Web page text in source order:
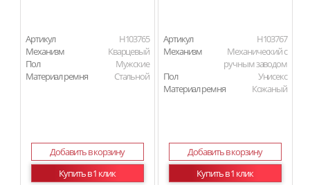
Артикул
H103765
Механизм
Кварцевый
Пол
Мужские
Материал ремня
Стальной
Добавить в корзину
Купить в 1 клик
Артикул
H103767
Механизм
Механический с
ручным заводом
Пол
Унисекс
Материал ремня
Кожаный
Добавить в корзину
Купить в 1 клик